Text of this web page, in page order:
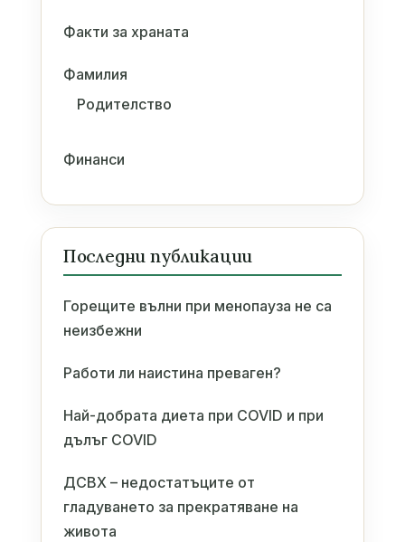
Факти за храната
Фамилия
Родителство
Финанси
Последни публикации
Горещите вълни при менопауза не са
неизбежни
Работи ли наистина преваген?
Най-добрата диета при COVID и при
дълъг COVID
ДСВХ – недостатъците от
гладуването за прекратяване на
живота